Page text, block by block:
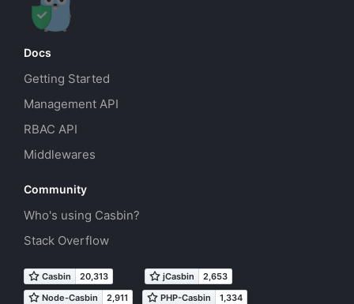
Docs
Getting Started
Management API
RBAC API
Middlewares
Community
Who's using Casbin?
Stack Overflow